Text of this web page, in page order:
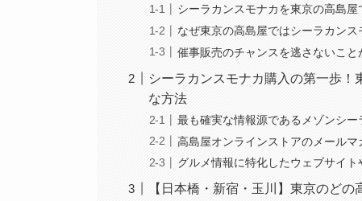
シーラカンスモナカを東京の高島
なぜ東京の高島屋ではシーラカン
催事販売のチャンスを逃さないこ
シーラカンスモナカ購入の第一歩！
な方法
最も確実な情報源であるメゾンシ
高島屋オンラインストアのメール
グルメ情報に特化したウェブサイ
【日本橋・新宿・玉川】東京のど